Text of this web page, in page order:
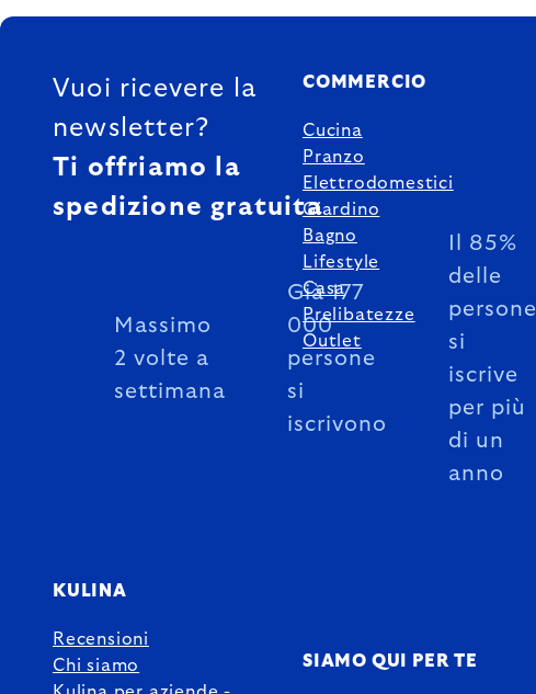
FOOTER
Vuoi ricevere la
newsletter?
Ti offriamo la
spedizione gratuita
Massimo
2 volte a
settimana
Già 177
000
persone
si
iscrivono
Il 85%
delle
persone
si
iscrive
per più
di un
anno
COMMERCIO
Cucina
Pranzo
Elettrodomestici
Giardino
Bagno
Lifestyle
Casa
Prelibatezze
Outlet
KULINA
Recensioni
Chi siamo
SIAMO QUI PER TE